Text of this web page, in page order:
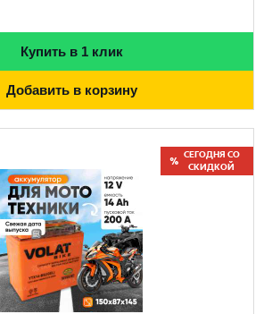
Купить в 1 клик
Добавить в корзину
СЕГОДНЯ СО
СКИДКОЙ